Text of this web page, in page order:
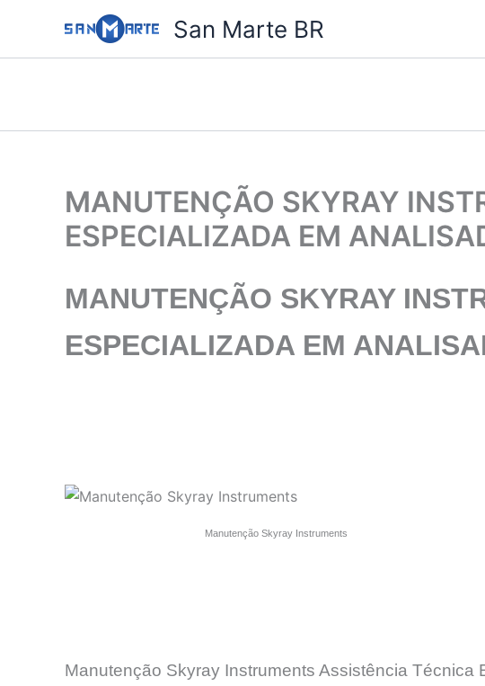
o
San Marte BR
MANUTENÇÃO SKYRAY
ESPECIALIZADA EM
MANUTENÇÃO SKYRAY
ESPECIALIZADA EM
Manutenção Skyray Instruments
Manutenção Skyray Instruments Assistência Técnica